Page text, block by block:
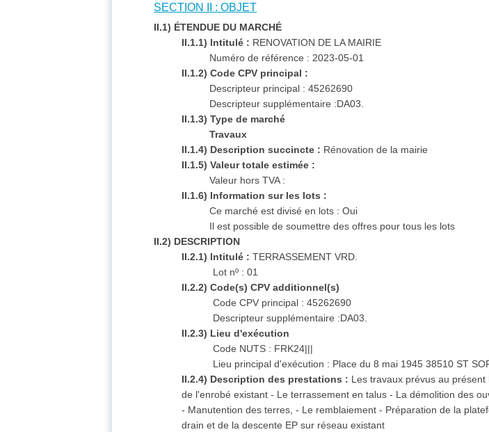
SECTION II : OBJET
II.1) ÉTENDUE DU MARCHÉ
II.1.1) Intitulé : RENOVATION DE LA MAIRIE
Numéro de référence : 2023-05-01
II.1.2) Code CPV principal :
Descripteur principal : 45262690
Descripteur supplémentaire :DA03.
II.1.3) Type de marché
Travaux
II.1.4) Description succincte : Rénovation de la mairie
II.1.5) Valeur totale estimée :
Valeur hors TVA :
II.1.6) Information sur les lots :
Ce marché est divisé en lots : Oui
Il est possible de soumettre des offres pour tous les lots
II.2) DESCRIPTION
II.2.1) Intitulé :TERRASSEMENT VRD.
Lot nº : 01
II.2.2) Code(s) CPV additionnel(s)
Code CPV principal : 45262690
Descripteur supplémentaire :DA03.
II.2.3) Lieu d'exécution
Code NUTS : FRK24|||
Lieu principal d'exécution : Place du 8 mai 1945 38510 ST
II.2.4) Description des prestations : Les travaux prévus au
de l'enrobé existant - Le terrassement en talus - La démolition des
- Manutention des terres, - Le remblaiement - Préparation de la
drain et de la descente EP sur réseau existant